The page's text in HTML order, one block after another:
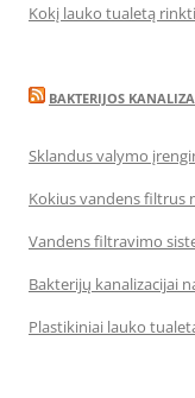
Kokį lauko tualetą
BAKTERIJOS
Sklandus valymo
Kokius vandens filtrus
Vandens filtravimo
Bakterijų kanalizacijai
Plastikiniai lauko